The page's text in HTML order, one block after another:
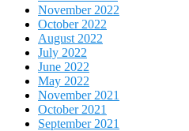
November 2022
October 2022
August 2022
July 2022
June 2022
May 2022
November 2021
October 2021
September 2021